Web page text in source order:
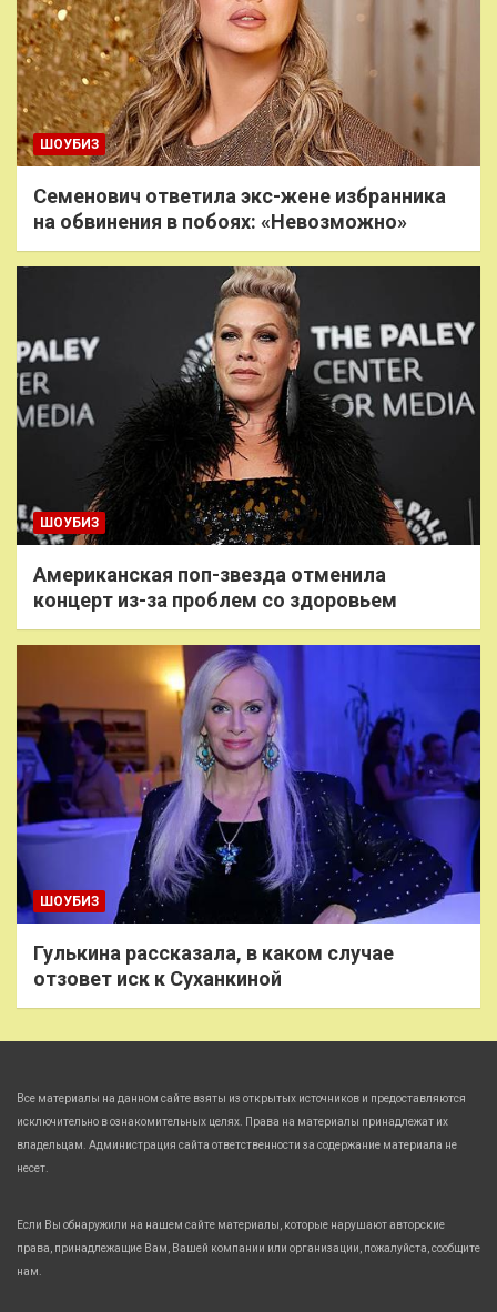
ШОУБИЗ
Семенович ответила экс-жене избранника
на обвинения в побоях: «Невозможно»
ШОУБИЗ
Американская поп-звезда отменила
концерт из-за проблем со здоровьем
ШОУБИЗ
Гулькина рассказала, в каком случае
отзовет иск к Суханкиной
Все материалы на данном сайте взяты из открытых источников и предоставляются
исключительно в ознакомительных целях. Права на материалы принадлежат их
владельцам. Администрация сайта ответственности за содержание материала не
несет.
Если Вы обнаружили на нашем сайте материалы, которые нарушают авторские
права, принадлежащие Вам, Вашей компании или организации, пожалуйста, сообщите
нам.